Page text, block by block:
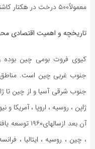
معمولاً۵۰۰ درخت در هکتار کاشته می شود.
تاریخچه و اهمیت اقتصادی
جنوب غربی چین است. مناطق
جنوب شرقی آسیا و از چین تا
ژاپن ، روسیه ، اروپا ، آمریکا
آن بعد
، چین ، روسیه ، ایتالیا ،